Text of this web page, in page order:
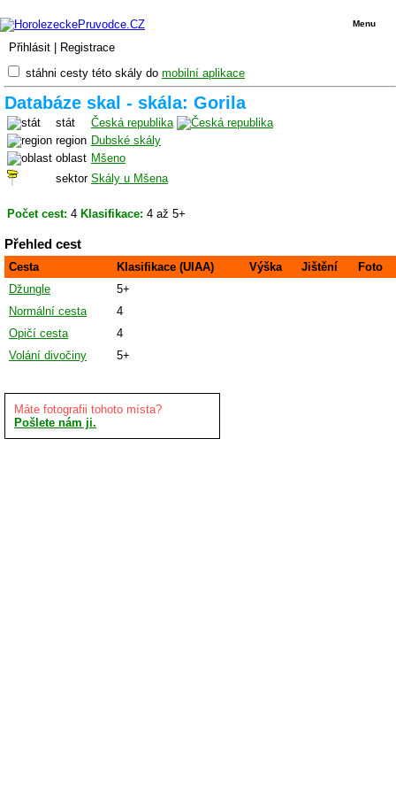
Přihlásit Registrace
Menu
stáhni cesty této skály do mobilní aplikace
Databáze skal - skála: Gorila
stát
Česká republika
region Dubské skály
oblast Mšeno
sektor Skály u Mšena
Počet cest: 4 Klasifikace: 4 až 5+
Přehled cest
Cesta Klasifikace (UIAA) Výška Jištění
Foto
Džungle
5+
Normální cesta
4
Opičí cesta
4
Volání divočiny
5+
Máte fotografii tohoto místa?
Pošlete nám ji.